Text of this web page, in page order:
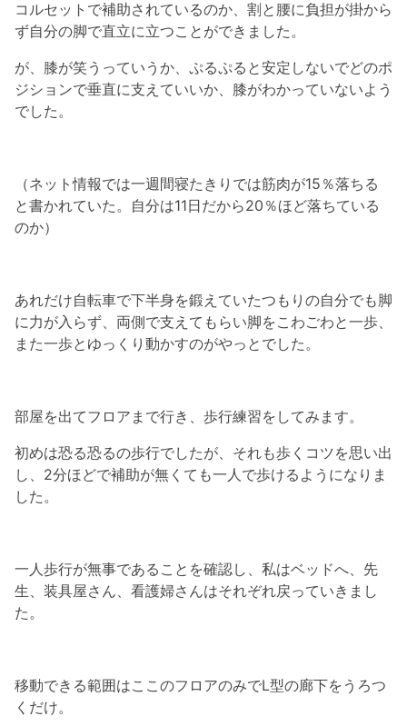
コルセットで補助されているのか、割と腰に負担が掛から
ず自分の脚で直立に立つことができました。
が、膝が笑うっていうか、ぷるぷると安定しないでどのポ
ジションで垂直に支えていいか、膝がわかっていないよう
でした。
（ネット情報では一週間寝たきりでは筋肉が15％落ちる
と書かれていた。自分は11日だから20％ほど落ちている
のか）
あれだけ自転車で下半身を鍛えていたつもりの自分でも脚
に力が入らず、両側で支えてもらい脚をこわごわと一歩、
また一歩とゆっくり動かすのがやっとでした。
部屋を出てフロアまで行き、歩行練習をしてみます。
初めは恐る恐るの歩行でしたが、それも歩くコツを思い出
し、2分ほどで補助が無くても一人で歩けるようになりま
した。
一人歩行が無事であることを確認し、私はベッドへ、先
生、装具屋さん、看護婦さんはそれぞれ戻っていきまし
た。
移動できる範囲はここのフロアのみでL型の廊下をうろつ
くだけ。